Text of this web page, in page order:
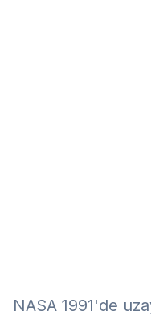
NASA 1991'de